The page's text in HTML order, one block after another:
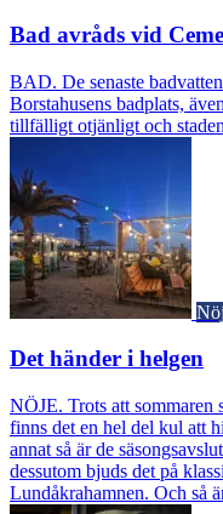
Bad avråds vid
BAD. De senaste
Borstahusens badplats,
tillfälligt otjänligt och
Det händer i helgen
NÖJE. Trots att sommaren
finns det en hel del kul att
annat så är de
dessutom bjuds det på
Lundåkrahamnen. Och så